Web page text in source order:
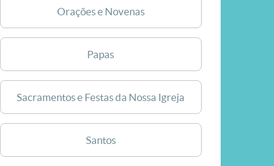
Orações e Novenas
Papas
Sacramentos e Festas da Nossa Igreja
Santos